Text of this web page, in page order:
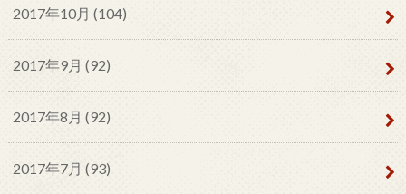
2017年10月 (104)
2017年9月 (92)
2017年8月 (92)
2017年7月 (93)